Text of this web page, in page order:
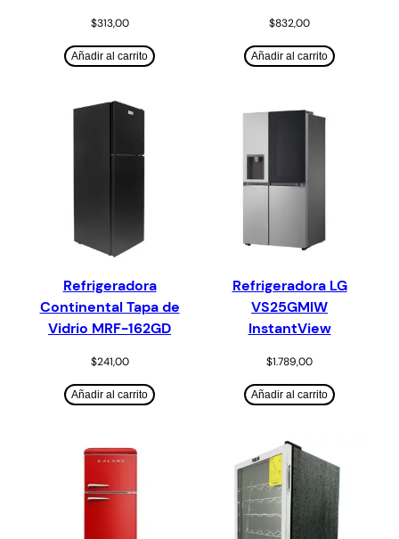
$313,00
Añadir al carrito
$832,00
Añadir al carrito
Refrigeradora
Continental Tapa de
Vidrio MRF-162GD
$241,00
Añadir al carrito
Refrigeradora LG
VS25GMIW
InstantView
$1.789,00
Añadir al carrito